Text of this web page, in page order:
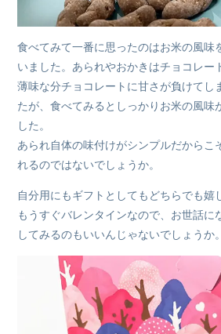
食べてみて一番に思ったのはお米の風味
いました。あられやおかきはチョコレー
薄味な分チョコレートに甘さが負けてし
たが、食べてみるとしっかりお米の風味
した。
あられ自体の味付けがシンプルだからこ
れるのではないでしょうか。
自分用にもギフトとしてもどちらでも嬉
もうすぐバレンタインなので、お世話に
してみるのもいいんじゃないでしょうか。